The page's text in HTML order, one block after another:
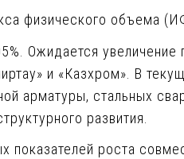
физического объема
Ожидается
и «Казхром». В
арматуры, стальных
развития.
роста